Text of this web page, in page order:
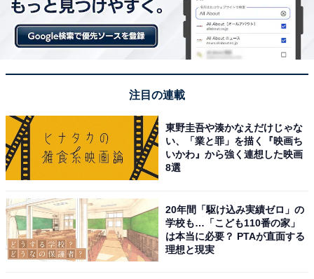
「ふわふわケーキオムレット チーズ」（上）と「ふわふわケーキオムレッ
注目の連載
東野圭吾や湊かなえだけじゃな
い、「業と罪」を描く『映画ち
いかわ』から強く連想した映画
8選
20年間「駆け込み実績ゼロ」の
学校も…「こども110番の家」
は本当に必要？ PTAが直面する
理想と現実